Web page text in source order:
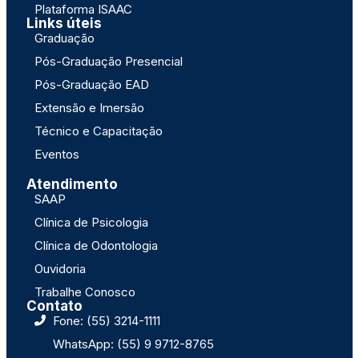
Plataforma ISAAC
Links úteis
Graduação
Pós-Graduação Presencial
Pós-Graduação EAD
Extensão e Imersão
Técnico e Capacitação
Eventos
Atendimento
SAAP
Clínica de Psicologia
Clínica de Odontologia
Ouvidoria
Trabalhe Conosco
Contato
Fone: (55) 3214-1111
WhatsApp: (55) 9 9712-8765